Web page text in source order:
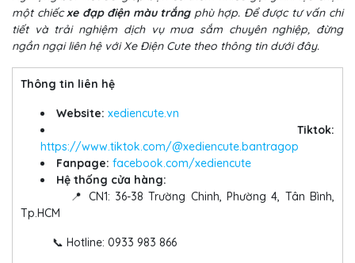
một chiếcxe đạp điện màu trắngphù hợp. Để được tư vấn chi
tiết và trải nghiệm dịch vụ mua sắm chuyên nghiệp, đừng
ngần ngại liên hệ với Xe Điện Cute theo thông tin dưới đây.
Thông tin liên hệ
Website: xediencute.vn
Tiktok:
https://www.tiktok.com/@xediencute.bantragop
Fanpage: facebook.com/xediencute
Hệ thống cửa hàng:
📍 CN1: 36-38 Trường Chinh, Phường 4, Tân Bình,
Tp.HCM
📞 Hotline: 0933 983 866